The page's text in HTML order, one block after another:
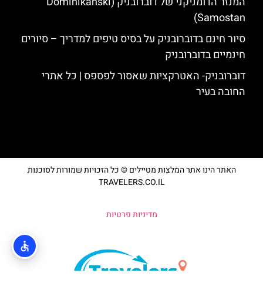
Samostan)
סיור חינם בדוברובניק על בסיס טיפים למדריך – סיורים
חינמיים בדוברובניק
דוברובניק- האטרקציות שאסור לפספס | כל אתרי
החובה בעיר
האתר הינו אתר המלצות מטיילים © כל הזכויות שמורות לסוכנות
TRAVELERS.CO.IL
מדיניות פרטיות